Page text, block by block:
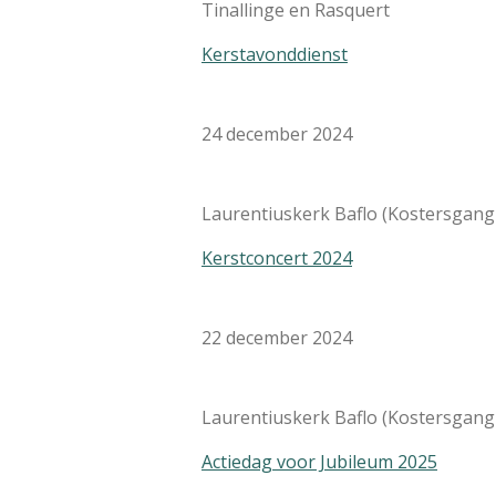
Tinallinge en Rasquert
Kerstavonddienst
24 december 2024
Laurentiuskerk Baflo
Kerstconcert 2024
22 december 2024
Laurentiuskerk Baflo
Actiedag voor Jubileum 2025